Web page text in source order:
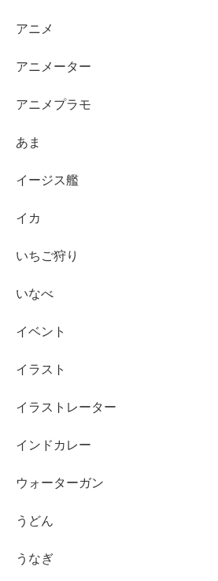
アニメ
アニメーター
アニメプラモ
あま
イージス艦
イカ
いちご狩り
いなべ
イベント
イラスト
イラストレーター
インドカレー
ウォーターガン
うどん
うなぎ